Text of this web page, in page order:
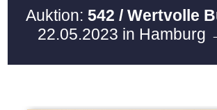
Auktion: 542 / Wertvolle
22.05.2023 in Hamburg